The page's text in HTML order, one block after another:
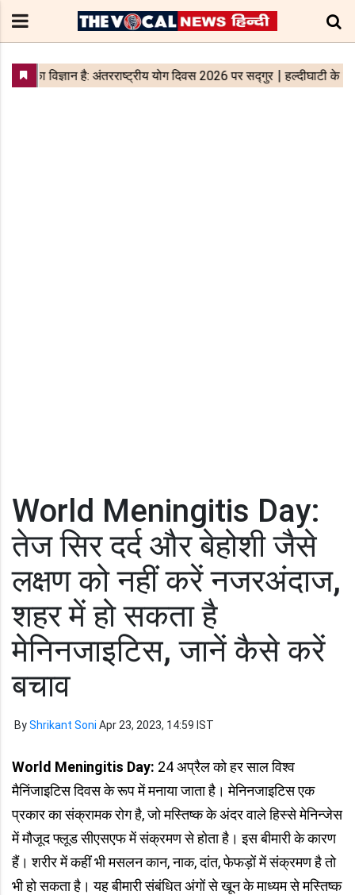
World Meningitis Day:
तेज सिर दर्द और बेहोशी जैसे
लक्षण को नहीं करें नजरअंदाज,
शहर में हो सकता है
मेनिनजाइटिस, जानें कैसे करें
बचाव
ByShrikant Soni Apr 23, 2023, 14:59 IST
World Meningitis Day: 24 अप्रैल को हर साल विश्व
मैनिंजाइटिस दिवस के रूप में मनाया जाता है। मेनिनजाइटिस एक
प्रकार का संक्रामक रोग है, जो मस्तिष्क के अंदर वाले हिस्से मेनिन्जेस
में मौजूद फ्लूड सीएसएफ में संक्रमण से होता है। इस बीमारी के कारण
हैं। शरीर में कहीं भी मसलन कान, नाक, दांत, फेफड़ों में संक्रमण है तो
भी हो सकता है। यह बीमारी संबंधित अंगों से खून के माध्यम से मस्तिष्क